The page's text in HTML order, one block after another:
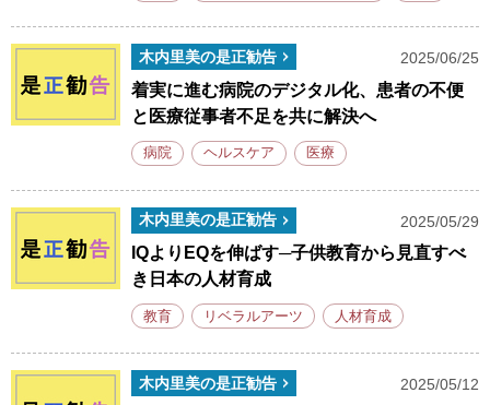
木内里美の是正勧告 2025/06/25
着実に進む病院のデジタル化、患者の不便
と医療従事者不足を共に解決へ
病院 ヘルスケア 医療
木内里美の是正勧告 2025/05/29
IQよりEQを伸ばす─子供教育から見直すべ
き日本の人材育成
教育 リベラルアーツ 人材育成
木内里美の是正勧告 2025/05/12